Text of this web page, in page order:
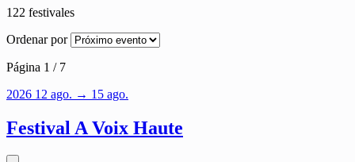
122 festivales
Ordenar por
Página 1 / 7
2026 12 ago. → 15 ago.
Festival A Voix Haute